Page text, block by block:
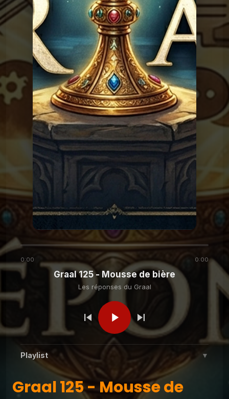
Graal
l'avion
Les réponses du Graal
Graal 162 - Pleurer de
joie
Les réponses du
Graal
Graal 161 - Le monkey-
barring
Les réponses du
Graal
Graal 159 - Le petit
déjeuner
Les réponses du
Graal
Graal 149 - Intelligence
Artificielle
Les réponses du
Graal
Les réponses du
Graal
Graal 141 - L'île Saint-
Les réponses du
Graal 140 - Place de la
Les réponses du
Graal
Graal 139 - Ma mère préfère
mon frère ?
Les réponses du Graal Graal 138 - Gros mots
0:00 0:00
Graal 125 - Mousse de bière
Les réponses du Graal
Playlist ▼
Graal 125 - Mousse de bière
Les réponses du Graal
Graal 125 - Mousse de